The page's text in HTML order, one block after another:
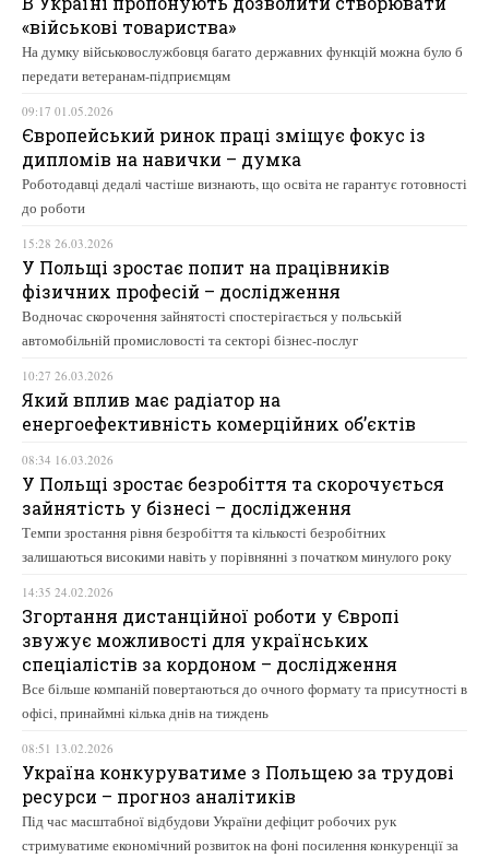
«військові товариства»
На думку військовослужбовця багато державних функцій можна було б
передати ветеранам-підприємцям
09:17 01.05.2026
Європейський ринок праці зміщує фокус із
дипломів на навички – думка
Роботодавці дедалі частіше визнають, що освіта не гарантує готовності
до роботи
15:28 26.03.2026
У Польщі зростає попит на працівників
фізичних професій – дослідження
Водночас скорочення зайнятості спостерігається у польській
автомобільній промисловості та секторі бізнес-послуг
10:27 26.03.2026
Який вплив має радіатор на
енергоефективність комерційних об’єктів
08:34 16.03.2026
У Польщі зростає безробіття та скорочується
зайнятість у бізнесі – дослідження
Темпи зростання рівня безробіття та кількості безробітних
залишаються високими навіть у порівнянні з початком минулого року
14:35 24.02.2026
Згортання дистанційної роботи у Європі
звужує можливості для українських
спеціалістів за кордоном – дослідження
Все більше компаній повертаються до очного формату та присутності в
офісі, принаймні кілька днів на тиждень
08:51 13.02.2026
Україна конкуруватиме з Польщею за трудові
ресурси – прогноз аналітиків
Під час масштабної відбудови України дефіцит робочих рук
стримуватиме економічний розвиток на фоні посилення конкуренції за